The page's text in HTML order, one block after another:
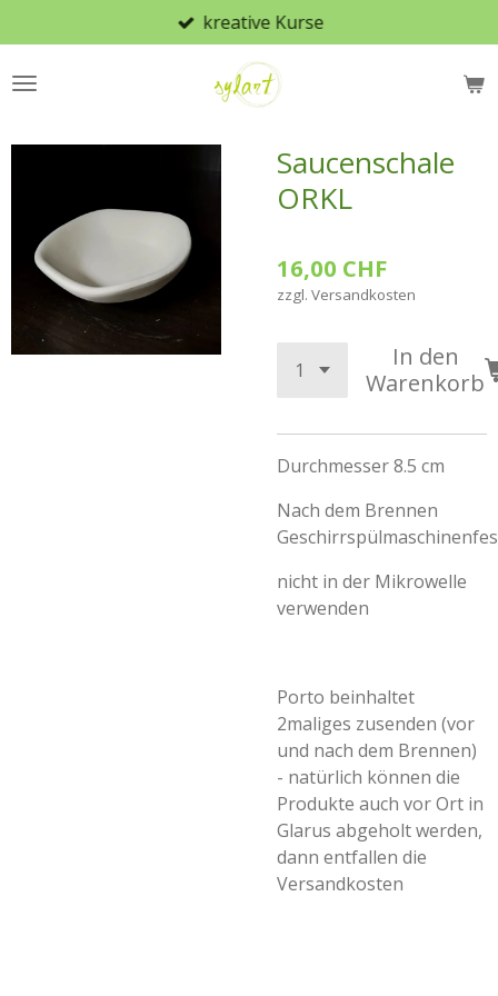
Hauptinhalt
springen
kreative Kurse
Saucenschale
ORKL
16,00 CHF
zzgl. Versandkosten
In den
Warenkorb
Durchmesser 8.5 cm
Nach dem Brennen
nicht in der Mikrowelle
verwenden
Porto beinhaltet
2maliges zusenden (vor
und nach dem Brennen)
- natürlich können die
Produkte auch vor Ort in
Glarus abgeholt werden,
dann entfallen die
Versandkosten